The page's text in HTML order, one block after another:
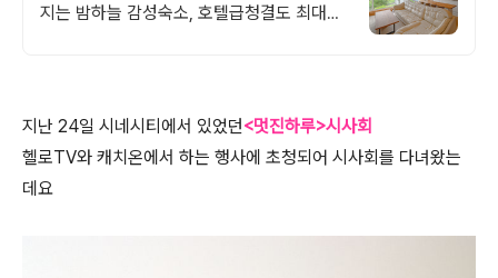
지는 밤하늘 감성숙소, 호텔급청결도 최대
지난 24일 시네시티에서 있었던<멋진하루>시사회
헬로TV와 캐치온에서 하는 행사에 초청되어 시사회를 다녀왔는
데요